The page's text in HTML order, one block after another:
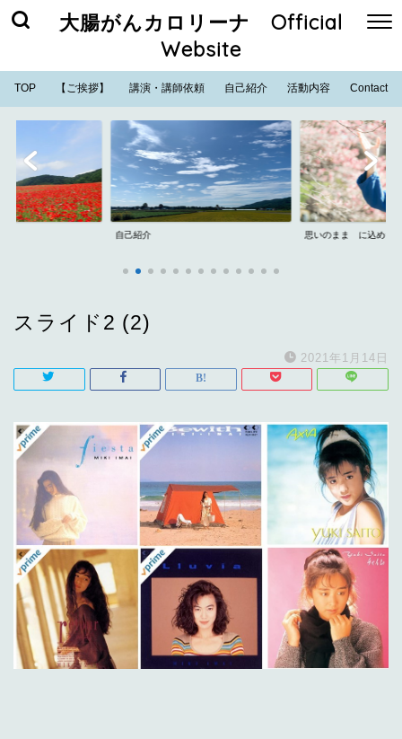
大腸がんカロリーナ Official
Website
TOP 【ご挨拶】 講演・講師依頼 自己紹介 活動内容 Contact
自己紹介 思いのまま に込めた
スライド2 (2)
2021年1月14日